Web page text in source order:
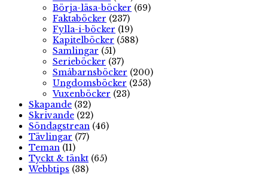
Börja-läsa-böcker (69)
Faktaböcker (237)
Fylla-i-böcker (19)
Kapitelböcker (588)
Samlingar (51)
Serieböcker (37)
Småbarnsböcker (200)
Ungdomsböcker (253)
Vuxenböcker (23)
Skapande (32)
Skrivande (22)
Söndagstrean (46)
Tävlingar (77)
Teman (11)
Tyckt & tänkt (65)
Webbtips (38)